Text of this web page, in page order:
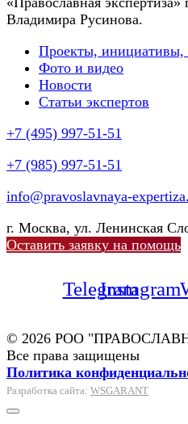
Владимира Русинова.
Проекты, инициативы,
Фото и видео
Новости
Статьи экспертов
+7 (495) 997-51-51
+7 (985) 997-51-51
info@pravoslavnaya-
г. Москва, ул. Ленинская
Оставить заявку на помощь
TelegramInstagram
© 2026 РОО
Все права защищены
Политика
Разработка сайта: WSGARANT